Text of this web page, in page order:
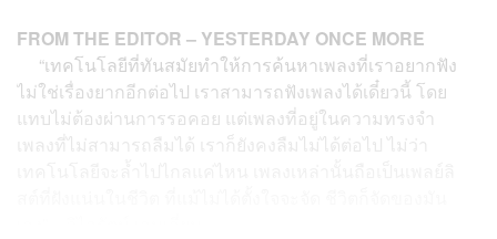
FROM THE EDITOR – YESTERDAY ONCE MORE
“เทคโนโลยีที่ทันสมัยทำให้การค้นหาเพลงที่เราอยากฟัง
ไม่ใช่เรื่องยากอีกต่อไป เราสามารถฟังเพลงได้เดี๋ยวนี้ โดย
แทบไม่ต้องผ่านการรอคอย แต่เพลงที่อยู่ในความทรงจำ
เพลงที่ไม่สามารถลืมได้ เราก็ยังคงลืมไม่ได้ต่อไป ไม่ว่า